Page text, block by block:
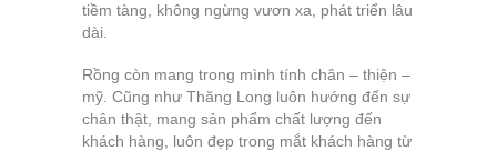
tiềm tàng, không ngừng vươn xa, phát triển lâu
dài.
Rồng còn mang trong mình tính chân – thiện –
mỹ. Cũng như Thăng Long luôn hướng đến sự
chân thật, mang sản phẩm chất lượng đến
khách hàng, luôn đẹp trong mắt khách hàng từ